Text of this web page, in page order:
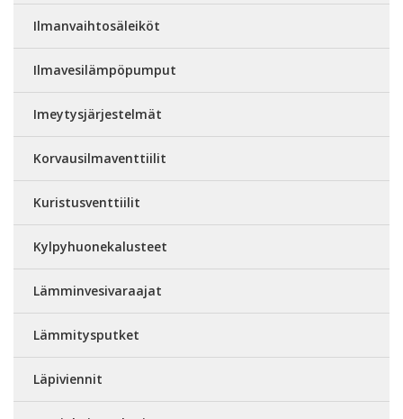
Ilmanvaihtosäleiköt
Ilmavesilämpöpumput
Imeytysjärjestelmät
Korvausilmaventtiilit
Kuristusventtiilit
Kylpyhuonekalusteet
Lämminvesivaraajat
Lämmitysputket
Läpiviennit